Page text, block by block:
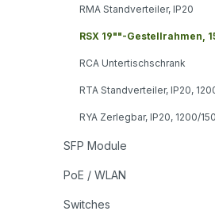
RMA Standverteiler, IP20
RSX 19""-Gestellrahmen,
RCA Untertischschrank
RTA Standverteiler, IP20,
RYA Zerlegbar, IP20, 1200/
SFP Module
PoE / WLAN
Switches